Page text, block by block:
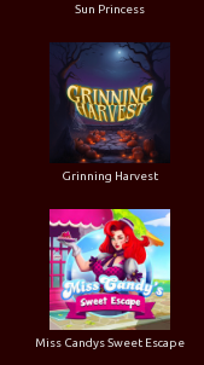
Sun Princess
Grinning Harvest
Miss Candys Sweet Escape